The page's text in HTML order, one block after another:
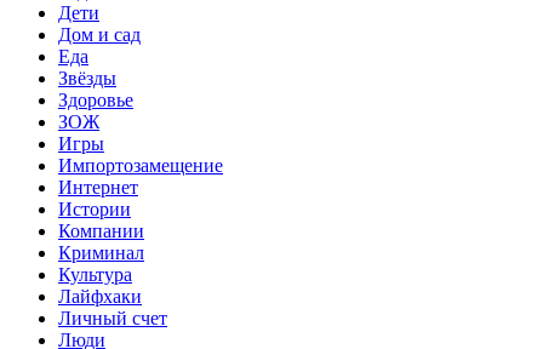
Дети
Дом и сад
Еда
Звёзды
Здоровье
ЗОЖ
Игры
Импортозамещение
Интернет
Истории
Компании
Криминал
Культура
Лайфхаки
Личный счет
Люди